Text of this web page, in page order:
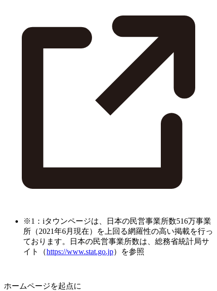
※1：iタウンページは、日本の民営事業所数516万事業
所（2021年6月現在）を上回る網羅性の高い掲載を行っ
ております。日本の民営事業所数は、総務省統計局サ
イト（https://www.stat.go.jp）を参照
ホームページを起点に